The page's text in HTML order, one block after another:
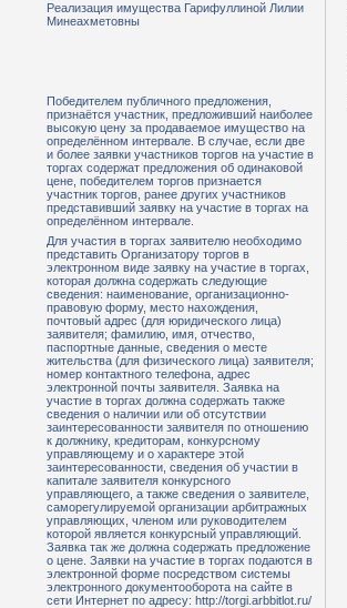
Реализация имущества Гарифуллиной Лилии
Минеахметовны
Победителем публичного предложения,
признаётся участник, предложивший наиболее
высокую цену за продаваемое имущество на
определённом интервале. В случае, если две
и более заявки участников торгов на участие в
торгах содержат предложения об одинаковой
цене, победителем торгов признается
участник торгов, ранее других участников
представивший заявку на участие в торгах на
определённом интервале.
Для участия в торгах заявителю необходимо
представить Организатору торгов в
электронном виде заявку на участие в торгах,
которая должна содержать следующие
сведения: наименование, организационно-
правовую форму, место нахождения,
почтовый адрес (для юридического лица)
заявителя; фамилию, имя, отчество,
паспортные данные, сведения о месте
жительства (для физического лица) заявителя;
номер контактного телефона, адрес
электронной почты заявителя. Заявка на
участие в торгах должна содержать также
сведения о наличии или об отсутствии
заинтересованности заявителя по отношению
к должнику, кредиторам, конкурсному
управляющему и о характере этой
заинтересованности, сведения об участии в
капитале заявителя конкурсного
управляющего, а также сведения о заявителе,
саморегулируемой организации арбитражных
управляющих, членом или руководителем
которой является конкурсный управляющий.
Заявка так же должна содержать предложение
о цене. Заявки на участие в торгах подаются в
электронной форме посредством системы
электронного документооборота на сайте в
сети Интернет по адресу: http://torgi.arbbitlot.ru/